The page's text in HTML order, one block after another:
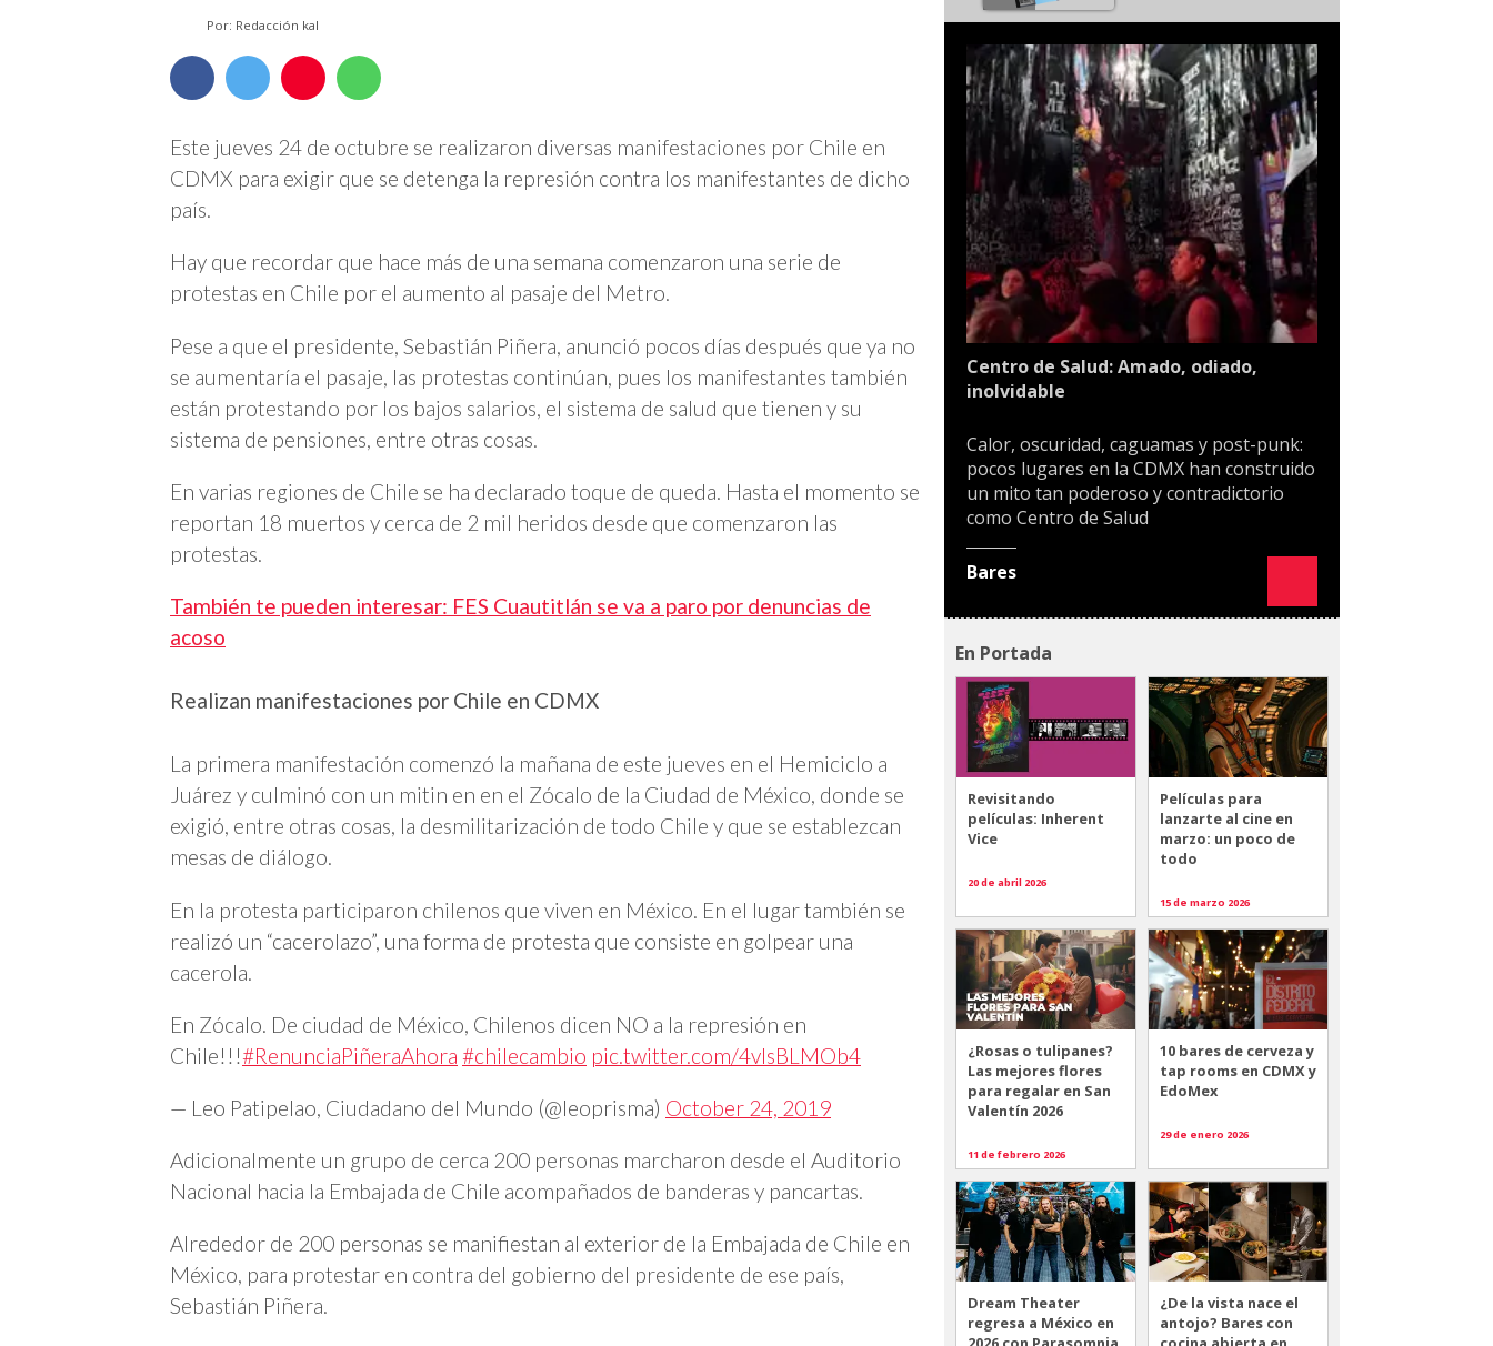
Por: Redacción kal
Este jueves 24 de octubre se realizaron diversas manifestaciones por Chile en
CDMX para exigir que se detenga la represión contra los manifestantes de dicho
país.
Hay que recordar que hace más de una semana comenzaron una serie de
protestas en Chile por el aumento al pasaje del Metro.
Pese a que el presidente, Sebastián Piñera, anunció pocos días después que ya no
se aumentaría el pasaje, las protestas continúan, pues los manifestantes también
están protestando por los bajos salarios, el sistema de salud que tienen y su
sistema de pensiones, entre otras cosas.
En varias regiones de Chile se ha declarado toque de queda. Hasta el momento se
reportan 18 muertos y cerca de 2 mil heridos desde que comenzaron las
protestas.
También te pueden interesar: FES Cuautitlán se va a paro por denuncias de
acoso
Realizan manifestaciones por Chile en CDMX
La primera manifestación comenzó la mañana de este jueves en el Hemiciclo a
Juárez y culminó con un mitin en en el Zócalo de la Ciudad de México, donde se
exigió, entre otras cosas, la desmilitarización de todo Chile y que se establezcan
mesas de diálogo.
En la protesta participaron chilenos que viven en México. En el lugar también se
realizó un “cacerolazo”, una forma de protesta que consiste en golpear una
cacerola.
En Zócalo. De ciudad de México, Chilenos dicen NO a la represión en
Chile!!!#RenunciaPiñeraAhora #chilecambio pic.twitter.com/4vlsBLMOb4
— Leo Patipelao, Ciudadano del Mundo (@leoprisma) October 24, 2019
Adicionalmente un grupo de cerca 200 personas marcharon desde el Auditorio
Nacional hacia la Embajada de Chile acompañados de banderas y pancartas.
Alrededor de 200 personas se manifiestan al exterior de la Embajada de Chile en
México, para protestar en contra del gobierno del presidente de ese país,
Sebastián Piñera.
Centro de Salud: Amado, odiado,
inolvidable
Calor, oscuridad, caguamas y post-punk:
pocos lugares en la CDMX han construido
un mito tan poderoso y contradictorio
como Centro de Salud
Bares
En Portada
Revisitando
películas: Inherent
Vice
20 de abril 2026
Películas para
lanzarte al cine en
marzo: un poco de
todo
15 de marzo 2026
¿Rosas o tulipanes?
Las mejores flores
para regalar en San
Valentín 2026
11 de febrero 2026
10 bares de cerveza y
tap rooms en CDMX y
EdoMex
29 de enero 2026
Dream Theater
regresa a México en
¿De la vista nace el
antojo? Bares con